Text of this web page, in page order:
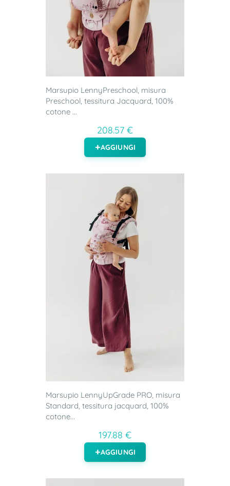
Marsupio LennyPreschool, misura
Preschool, tessitura Jacquard, 100%
cotone ...
208.57 €
AGGIUNGI
Marsupio LennyUpGrade PRO, misura
Standard, tessitura jacquard, 100%
cotone...
197.88 €
AGGIUNGI